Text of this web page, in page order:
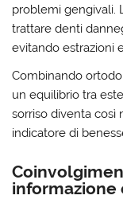
problemi gengivali.
trattare denti
evitando estrazioni
Combinando
un equilibrio tra
sorriso diventa così
indicatore di
informazione